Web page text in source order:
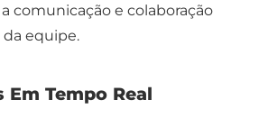
comunicação e colaboração
equipe.
Tempo Real